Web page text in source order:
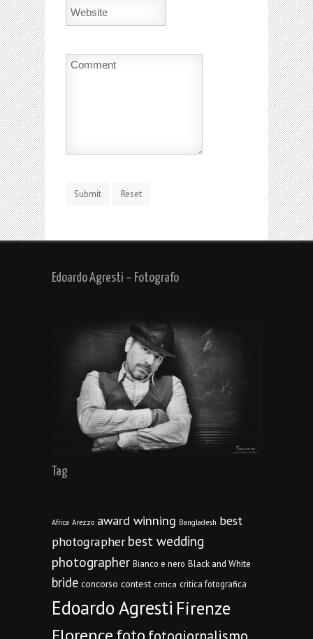
Edoardo Agresti – Fotografo
Tag
Africa Arezzo award winning Bangladesh best
photographer best wedding
photographer Bianco e nero Black and White
bride concorso contest critica critica fotografica
Edoardo Agresti Firenze